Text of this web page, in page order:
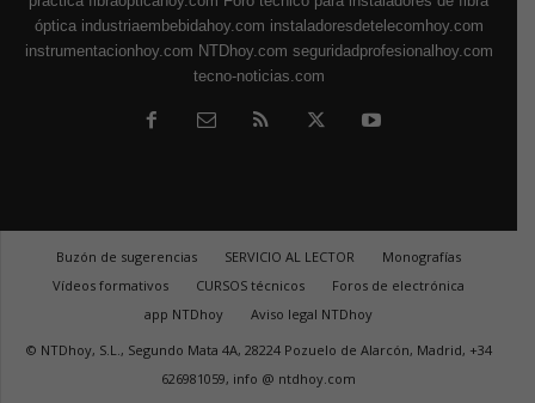
óptica industriaembebidahoy.com instaladoresdetelecomhoy.com
instrumentacionhoy.com NTDhoy.com seguridadprofesionalhoy.com
tecno-noticias.com
Buzón de sugerencias SERVICIO AL LECTOR
Monografías
Vídeos formativos
CURSOS técnicos
Foros de electrónica
app NTDhoy
Aviso legal NTDhoy
© NTDhoy, S.L., Segundo Mata 4A, 28224 Pozuelo de Alarcón, Madrid, +34
626981059, info @ ntdhoy.com